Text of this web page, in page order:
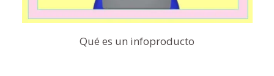
Qué es un infoproducto